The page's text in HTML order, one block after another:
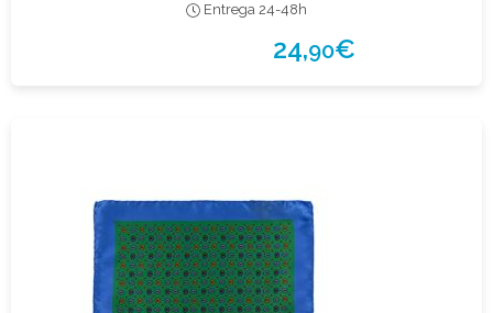
Entrega 24-48h
24,90€